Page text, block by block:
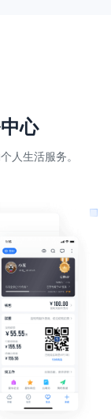
心
人生活服务。